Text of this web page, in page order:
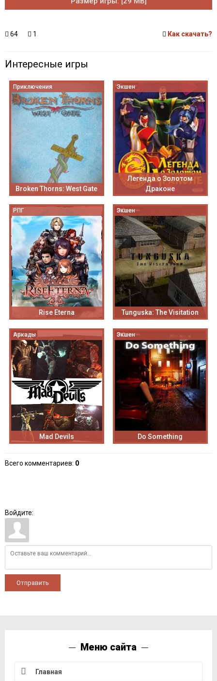
64 1 Как скачать?
Интересные игры
Приключения
Broken Thorns: West Gate
Экшен
Легенда о Золотом
Драконе
РПГ
Rise Eterna
Экшен
Tunguska: The Visitation
Аркады
Mad Devils
Экшен
Do Something
Всего комментариев: 0
Войдите:
Отправить
Меню сайта
Главная